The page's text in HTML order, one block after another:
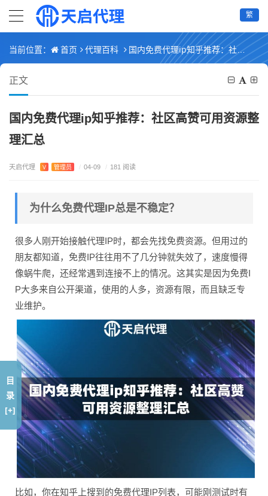
繁
当前位置： 首页 代理百科 国内免费代理ip知乎推荐：社区高赞可用资源整理汇总
正文
国内免费代理ip知乎推荐：社区高赞可用资源整
理汇总
天启代理 V 管理员 / 04-09 / 181 阅读
为什么免费代理IP总是不稳定？
很多人刚开始接触代理IP时，都会先找免费资源。但用过的
朋友都知道，免费IP往往用不了几分钟就失效了，速度慢得
像蜗牛爬，还经常遇到连接不上的情况。这其实是因为免费I
P大多来自公开渠道，使用的人多，资源有限，而且缺乏专
业维护。
比如，你在知乎上搜到的免费代理IP列表，可能刚测试时有
目
录
[+]